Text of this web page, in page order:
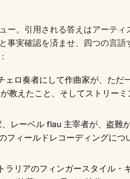
ー。引用される答えはアーティ
事実確認を済ませ、四つの言語
ロ奏者にして作曲家が、ただ
教えたこと、そしてストリー
レーベル flau 主宰者が、盗難
フィールドレコーディングにつ
リアのフィンガースタイル・